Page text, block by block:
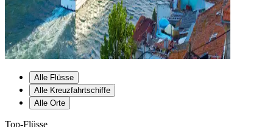
Alle Flüsse
Alle Kreuzfahrtschiffe
Alle Orte
Top-Flüsse